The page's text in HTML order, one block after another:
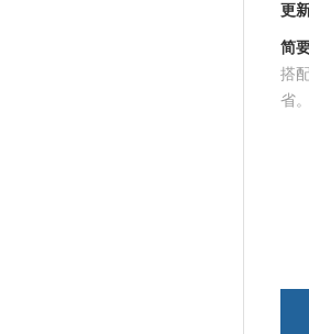
更新
简要
搭
省。